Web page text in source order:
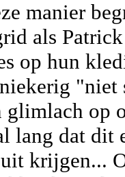
manier
als
op hun
op
lang dat
krijgen...